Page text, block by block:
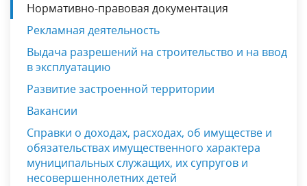
Нормативно-правовая документация
Рекламная деятельность
Выдача разрешений на строительство и на ввод
в эксплуатацию
Развитие застроенной территории
Вакансии
Справки о доходах, расходах, об имуществе и
обязательствах имущественного характера
муниципальных служащих, их супругов и
несовершеннолетних детей